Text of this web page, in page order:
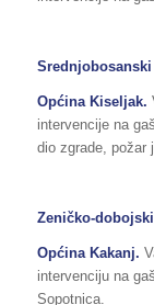
Općina Kiseljak.
intervencije na
dio zgrade, požar
Zeničko-
Općina Kakanj.
intervenciju na
Sopotnica.